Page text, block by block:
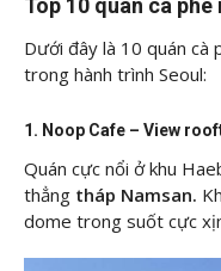
Top 10 quán cà
Dưới đây là 10 quán cà
trong hành trình Seoul:
1. Noop Cafe – View
Quán cực nổi ở khu
thẳng tháp Namsan.
dome trong suốt cực